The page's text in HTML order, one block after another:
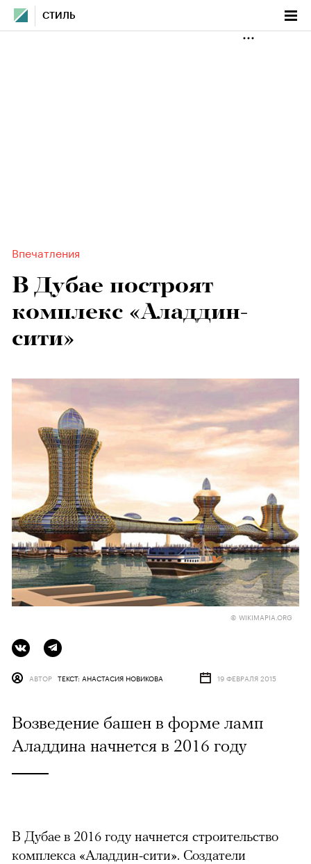
СТИЛЬ
Впечатления
В Дубае построят
комплекс «Аладдин-
сити»
© WIKIMAPIA.ORG
АВТОР ТЕКСТ: АНАСТАСИЯ НОВИКОВА 19 ФЕВРАЛЯ 2015
Возведение башен в форме ламп
Аладдина начнется в 2016 году
В Дубае в 2016 году начнется строительство
комплекса «Аладдин-сити». Создатели